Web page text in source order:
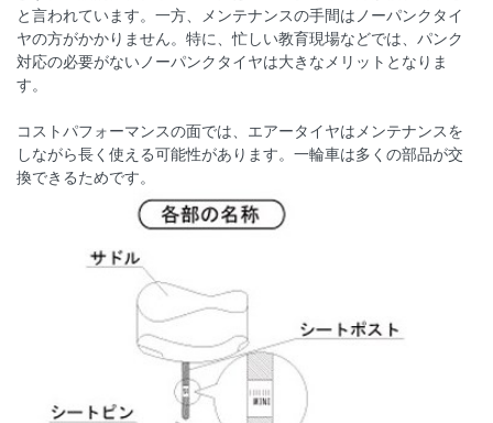
と言われています。一方、メンテナンスの手間はノーパンクタイ
ヤの方がかかりません。特に、忙しい教育現場などでは、パンク
対応の必要がないノーパンクタイヤは大きなメリットとなりま
す。
コストパフォーマンスの面では、エアータイヤはメンテナンスを
しながら長く使える可能性があります。一輪車は多くの部品が交
換できるためです。